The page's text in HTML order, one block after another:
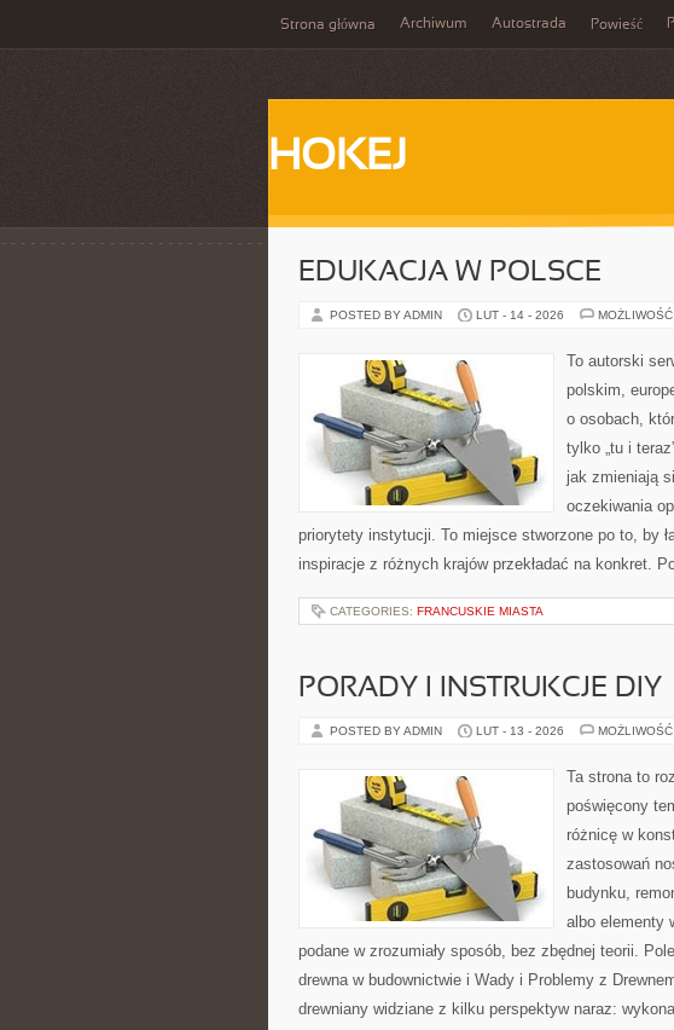
Strona główna Archiwum Autostrada Powieść
HOKEJ
EDUKACJA W POLSCE
POSTED BY ADMIN LUT - 14 - 2026
To autorski
polskim,
o osobach,
tylko „tu i
jak zmieniają
oczekiwania
priorytety instytucji. To miejsce stworzone po to, by
inspiracje z różnych krajów przekładać na konkret.
CATEGORIES: FRANCUSKIE MIASTA
PORADY I INSTRUKCJE DIY
POSTED BY ADMIN LUT - 13 - 2026
Ta strona to
poświęcony
różnicę w
zastosowań
budynku,
albo elementy
podane w zrozumiały sposób, bez zbędnej teorii.
drewna w budownictwie i Wady i Problemy z
drewniany widziane z kilku perspektyw naraz: